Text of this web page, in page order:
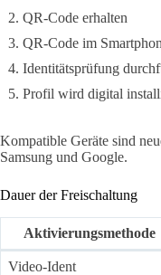
QR-Code erhalten
QR-Code im
Identitätsprüfung
Profil wird digital
Kompatible Geräte sind
Samsung und Google.
Dauer der Freischaltung
Aktivierungsmethode
Video-Ident